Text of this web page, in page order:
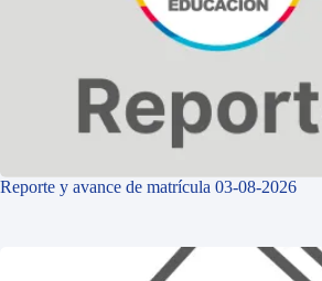
Reporte y avance de matrícula 03-08-2026